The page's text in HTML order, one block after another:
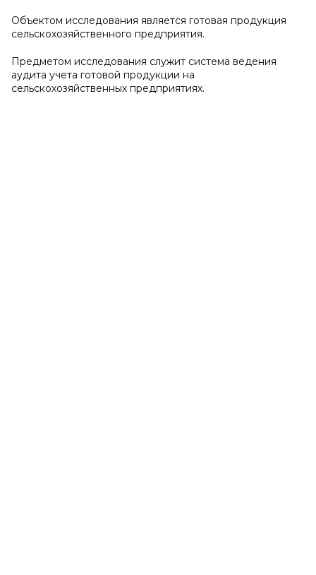
Объектом исследования является готовая продукция
сельскохозяйственного предприятия.
Предметом исследования служит система ведения
аудита учета готовой продукции на
сельскохозяйственных предприятиях.